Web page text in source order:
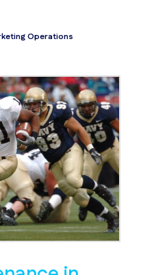
Operations